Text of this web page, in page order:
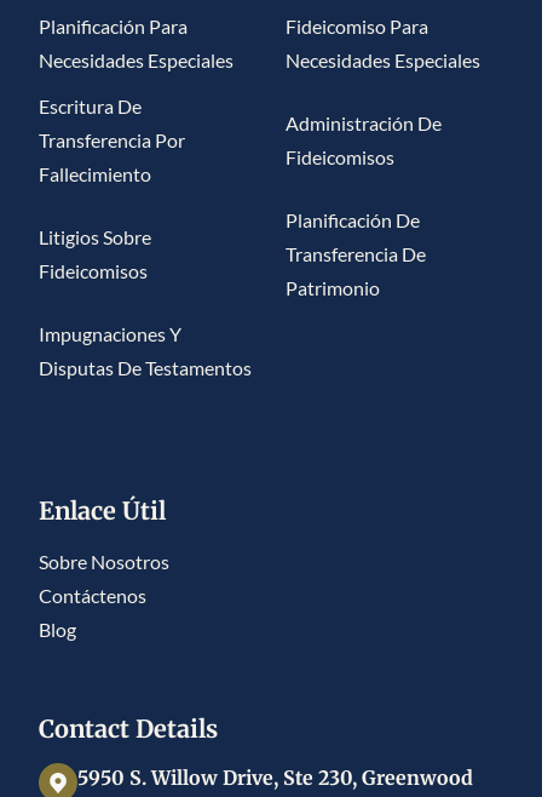
Planificación Para
Necesidades Especiales
Fideicomiso Para
Necesidades Especiales
Escritura De
Transferencia Por
Fallecimiento
Administración De
Fideicomisos
Litigios Sobre
Fideicomisos
Planificación De
Transferencia De
Patrimonio
Impugnaciones Y
Disputas De Testamentos
Enlace Útil
Sobre Nosotros
Contáctenos
Blog
Contact Details
5950 S. Willow Drive, Ste 230, Greenwood